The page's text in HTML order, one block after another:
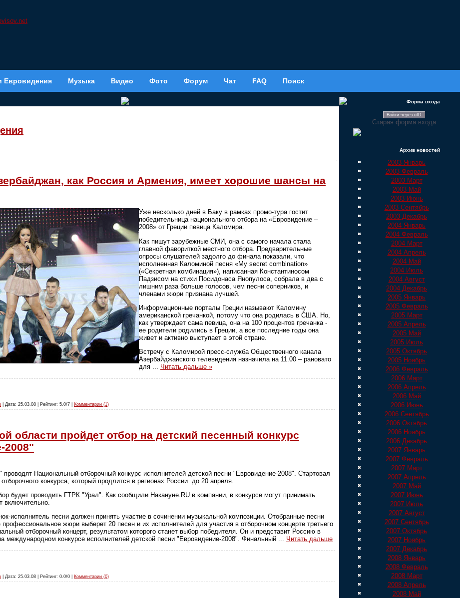
Евровидения Музыка Видео Фото Форум Чат FAQ Поиск
как Россия и Армения, имеет хорошие шансы на
Уже несколько дней в Баку в рамках промо-тура гостит
победительница национального отбора на «Евровидение –
2008» от Греции певица Каломира.
Как пишут зарубежные СМИ, она с самого начала стала
главной фавориткой местного отбора. Предварительные
опросы слушателей задолго до финала показали, что
исполненная Каломиной песня «Μy secret combination»
(«Секретная комбинация»), написанная Константиносом
Падзисом на стихи Посидонаса Янопулоса, собрала в два с
лишним раза больше голосов, чем песни соперников, и
членами жюри признана лучшей.
Информационные порталы Греции называют Каломину
американской гречанкой, потому что она родилась в США. Но,
как утверждает сама певица, она на 100 процентов гречанка -
ее родители родились в Греции, а все последние годы она
живет и активно выступает в этой стране.
Встречу с Каломирой пресс-служба Общественного канала
Азербайджанского телевидения назначила на 11.00 – рановато
для ... Читать дальше »
| Дата: 25.03.08 | Рейтинг: 5.0/7 | Комментарии (1)
области пройдет отбор на детский песенный конкурс
2008"
Национальный отборочный конкурс исполнителей детской песни "Евровидение-2008". Стартовал
конкурса, который продлится в регионах России до 20 апреля.
будет проводить ГТРК "Урал". Как сообщили Накануне.RU в компании, в конкурсе могут принимать
включительно.
исполнитель песни должен принять участие в сочинении музыкальной композиции. Отобранные песни
жюри выберет 20 песен и их исполнителей для участия в отборочном концерте третьего
отборочный концерт, результатом которого станет выбор победителя. Он и представит Россию в
международном конкурсе исполнителей детской песни "Евровидение-2008". Финальный ... Читать дальше
| Дата: 25.03.08 | Рейтинг: 0.0/0 | Комментарии (0)
Форма входа
Войти через uID
Старая форма входа
Архив новостей
2003 Январь
2003 Февраль
2003 Март
2003 Май
2003 Июнь
2003 Сентябрь
2003 Декабрь
2004 Январь
2004 Февраль
2004 Март
2004 Апрель
2004 Май
2004 Июль
2004 Август
2004 Декабрь
2005 Январь
2005 Февраль
2005 Март
2005 Апрель
2005 Май
2005 Июль
2005 Октябрь
2005 Ноябрь
2006 Февраль
2006 Март
2006 Апрель
2006 Май
2006 Июнь
2006 Сентябрь
2006 Октябрь
2006 Ноябрь
2006 Декабрь
2007 Январь
2007 Февраль
2007 Март
2007 Апрель
2007 Май
2007 Июнь
2007 Июль
2007 Август
2007 Сентябрь
2007 Октябрь
2007 Ноябрь
2007 Декабрь
2008 Январь
2008 Февраль
2008 Март
2008 Апрель
2008 Май